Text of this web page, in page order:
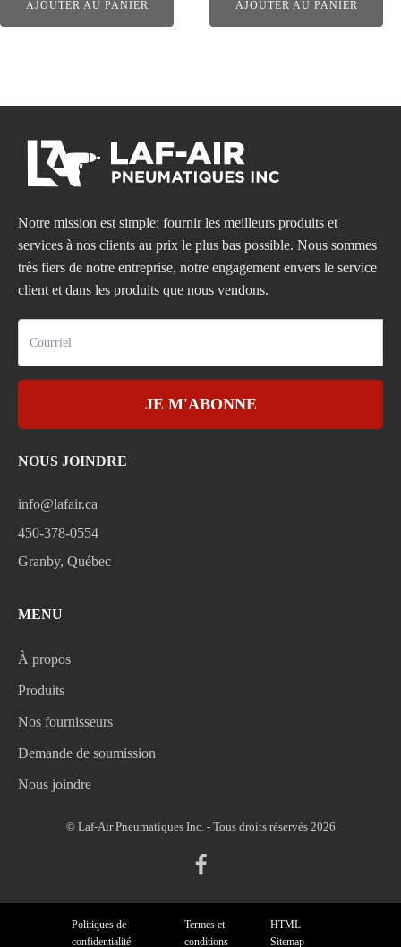
AJOUTER AU PANIER AJOUTER AU PANIER
Notre mission est simple: fournir les meilleurs produits et
services à nos clients au prix le plus bas possible. Nous sommes
très fiers de notre entreprise, notre engagement envers le service
client et dans les produits que nous vendons.
JE M'ABONNE
NOUS JOINDRE
info@lafair.ca
450-378-0554
Granby, Québec
MENU
À propos
Produits
Nos fournisseurs
Demande de soumission
Nous joindre
© Laf-Air Pneumatiques Inc. - Tous droits réservés 2026
Politiques de
confidentialité
Termes et
conditions
HTML
Sitemap